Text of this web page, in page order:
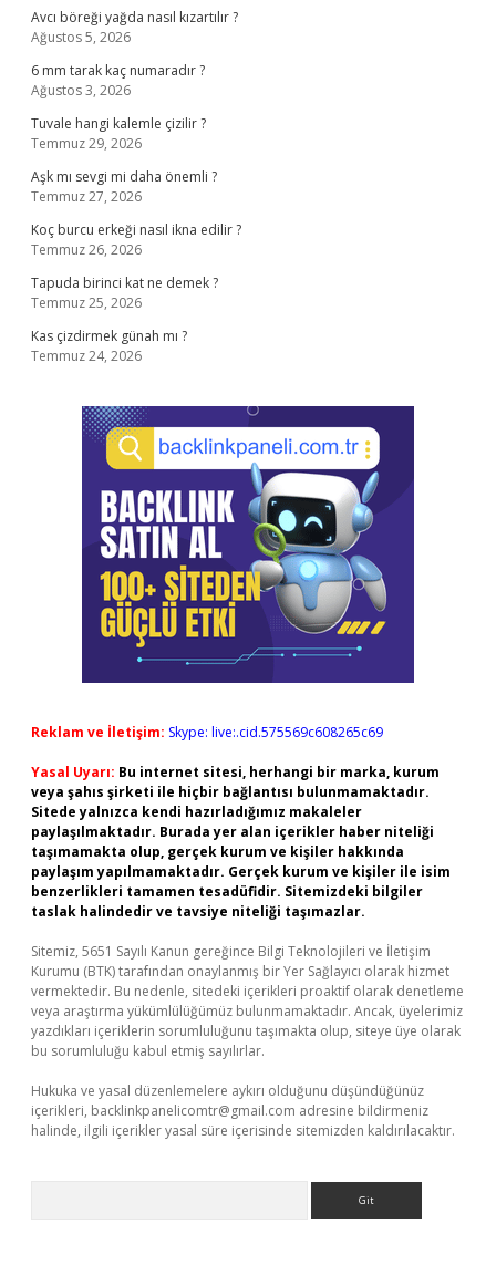
Avcı böreği yağda nasıl kızartılır ?
Ağustos 5, 2026
6 mm tarak kaç numaradır ?
Ağustos 3, 2026
Tuvale hangi kalemle çizilir ?
Temmuz 29, 2026
Aşk mı sevgi mi daha önemli ?
Temmuz 27, 2026
Koç burcu erkeği nasıl ikna edilir ?
Temmuz 26, 2026
Tapuda birinci kat ne demek ?
Temmuz 25, 2026
Kas çizdirmek günah mı ?
Temmuz 24, 2026
Reklam ve İletişim: Skype: live:.cid.575569c608265c69
Yasal Uyarı: Bu internet sitesi, herhangi bir marka, kurum
veya şahıs şirketi ile hiçbir bağlantısı bulunmamaktadır.
Sitede yalnızca kendi hazırladığımız makaleler
paylaşılmaktadır. Burada yer alan içerikler haber niteliği
taşımamakta olup, gerçek kurum ve kişiler hakkında
paylaşım yapılmamaktadır. Gerçek kurum ve kişiler ile isim
benzerlikleri tamamen tesadüfidir. Sitemizdeki bilgiler
taslak halindedir ve tavsiye niteliği taşımazlar.
Sitemiz, 5651 Sayılı Kanun gereğince Bilgi Teknolojileri ve İletişim
Kurumu (BTK) tarafından onaylanmış bir Yer Sağlayıcı olarak hizmet
vermektedir. Bu nedenle, sitedeki içerikleri proaktif olarak denetleme
veya araştırma yükümlülüğümüz bulunmamaktadır. Ancak, üyelerimiz
yazdıkları içeriklerin sorumluluğunu taşımakta olup, siteye üye olarak
bu sorumluluğu kabul etmiş sayılırlar.
Hukuka ve yasal düzenlemelere aykırı olduğunu düşündüğünüz
içerikleri, backlinkpanelicomtr@gmail.com adresine bildirmeniz
halinde, ilgili içerikler yasal süre içerisinde sitemizden kaldırılacaktır.